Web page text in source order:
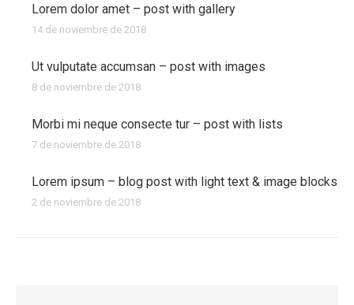
Lorem dolor amet – post with gallery
14 de noviembre de 2018
Ut vulputate accumsan – post with images
8 de noviembre de 2018
Morbi mi neque consecte tur – post with lists
7 de noviembre de 2018
Lorem ipsum – blog post with light text & image blocks
2 de noviembre de 2018